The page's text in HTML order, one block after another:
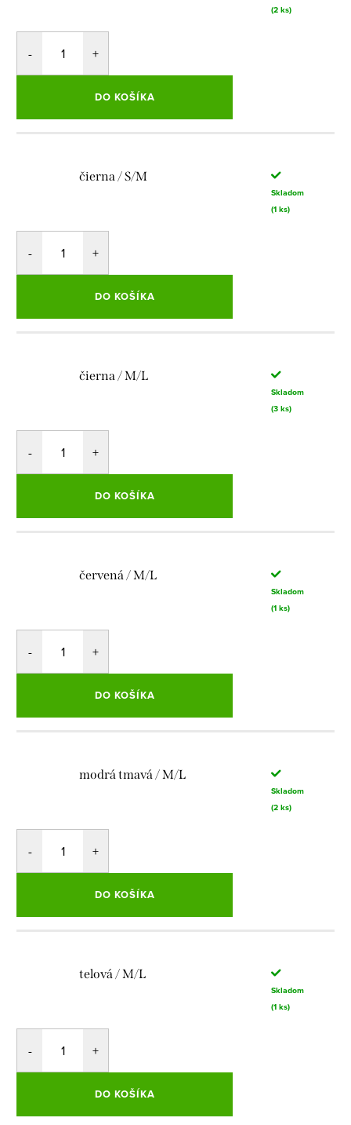
(2 ks)
DO KOŠÍKA
čierna / S/M
Skladom
(1 ks)
DO KOŠÍKA
čierna / M/L
Skladom
(3 ks)
DO KOŠÍKA
červená / M/L
Skladom
(1 ks)
DO KOŠÍKA
modrá tmavá / M/L
Skladom
(2 ks)
DO KOŠÍKA
telová / M/L
Skladom
(1 ks)
DO KOŠÍKA